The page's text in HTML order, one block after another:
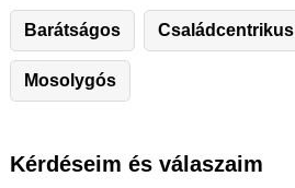
Barátságos Családcentrikus
Mosolygós
Kérdéseim és válaszaim